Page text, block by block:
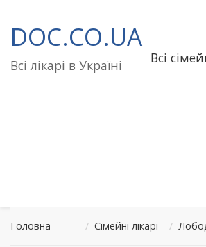
до
вмісту
DOC.CO.UA
Всі лікарі в Україні Всі
Головна / Сімейні лікарі /